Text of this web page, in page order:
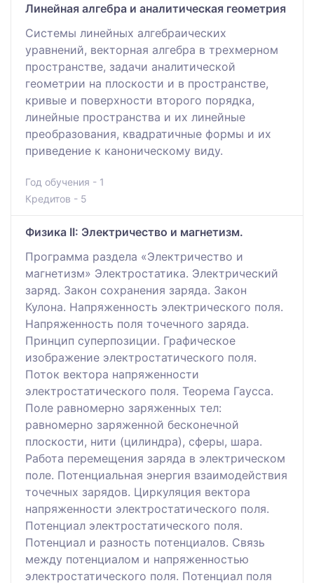
Линейная алгебра и аналитическая геометрия
Системы линейных алгебраических
уравнений, векторная алгебра в трехмерном
пространстве, задачи аналитической
геометрии на плоскости и в пространстве,
кривые и поверхности второго порядка,
линейные пространства и их линейные
преобразования, квадратичные формы и их
приведение к каноническому виду.
Год обучения - 1
Кредитов - 5
Физика II: Электричество и магнетизм.
Программа раздела «Электричество и
магнетизм» Электростатика. Электрический
заряд. Закон сохранения заряда. Закон
Кулона. Напряженность электрического поля.
Напряженность поля точечного заряда.
Принцип суперпозиции. Графическое
изображение электростатического поля.
Поток вектора напряженности
электростатического поля. Теорема Гаусса.
Поле равномерно заряженных тел:
равномерно заряженной бесконечной
плоскости, нити (цилиндра), сферы, шара.
Работа перемещения заряда в электрическом
поле. Потенциальная энергия взаимодействия
точечных зарядов. Циркуляция вектора
напряженности электростатического поля.
Потенциал электростатического поля.
Потенциал и разность потенциалов. Связь
между потенциалом и напряженностью
электростатического поля. Потенциал поля